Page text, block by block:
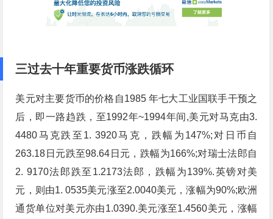
三过去十年重要货币涨跌循环
美元对主要货币的价格自1985 年七大工业国联手干预之
后，即一路趋跌，至1992年~1994年间,美元对马克由3.
4480马克跌至1. 3920马克，跌幅为147%;对日币自
263.18日元跌至98.64日元，跌幅为166%;对瑞士法郎自
2. 9170法郎跌至1.2173法郎，跌幅为139%.英镑对美
元，则由1. 0535美元涨至2.0040美元，涨幅为90%;欧洲
通货单位对美元亦由1.0390.美元涨至1.4560美元，涨幅